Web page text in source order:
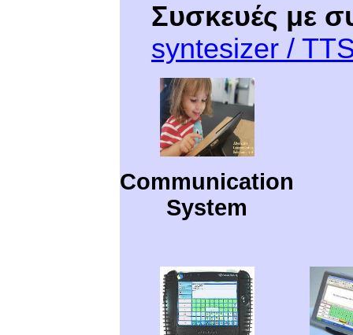
Συσκευές με
syntesizer /
Communication
System